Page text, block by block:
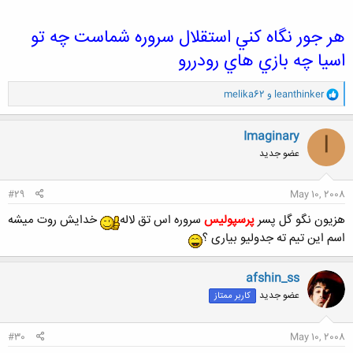
هر جور نگاه كني استقلال سروره شماست چه تو
اسيا چه بازي هاي رودررو
و
ا
ک
ن
ا
leanthinker و melika62
I
Imaginary
عضو جدید
May 10, 2008
#29
هزیون نگو گل پسرپرسپولیس سروره اس تق لاله
خدایش روت میشه
اسم این تیم ته جدولیو بیاری ؟
afshin_ss
عضو جدید کاربر ممتاز
May 10, 2008
#30